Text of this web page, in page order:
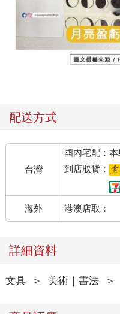
配送方式
台灣
國內宅配：
到店取貨：
海外 港澳店取：
詳細資料
文具 ＞ 美術｜書法 ＞